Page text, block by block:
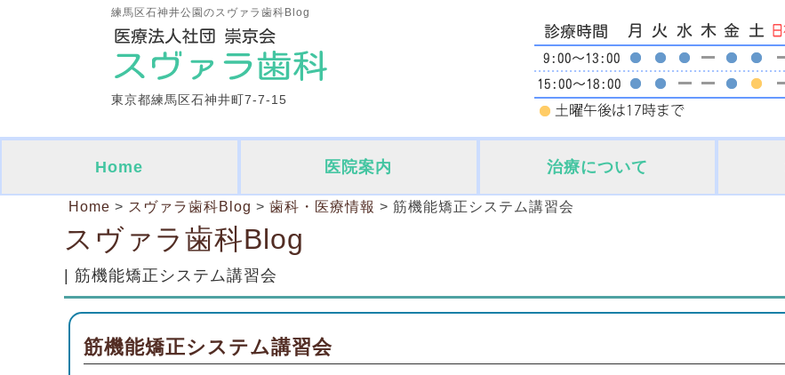
練馬区石神井公園のスヴァラ歯科Blog
東京都練馬区石神井町7-7-15
Home 医院案内 治療について
Home > スヴァラ歯科Blog > 歯科・医療情報 > 筋機能矯正システム講習会
スヴァラ歯科Blog
| 筋機能矯正システム講習会
筋機能矯正システム講習会